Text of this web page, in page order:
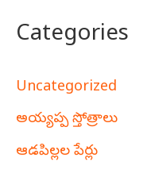
Categories
Uncategorized
అయ్యప్ప స్తోత్రాలు
ఆడపిల్లల పేర్లు